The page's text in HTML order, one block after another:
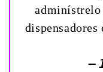
adminístrelo
—